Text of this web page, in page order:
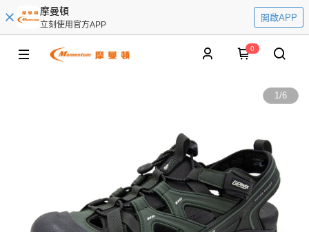
摩曼頓
立刻使用官方APP
開啟APP
0
1/6